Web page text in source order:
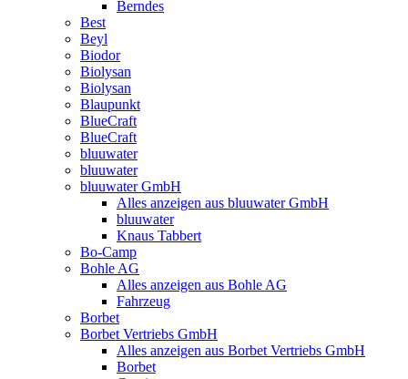
Berndes
Best
Beyl
Biodor
Biolysan
Biolysan
Blaupunkt
BlueCraft
BlueCraft
bluuwater
bluuwater
bluuwater GmbH
Alles anzeigen aus bluuwater GmbH
bluuwater
Knaus Tabbert
Bo-Camp
Bohle AG
Alles anzeigen aus Bohle AG
Fahrzeug
Borbet
Borbet Vertriebs GmbH
Alles anzeigen aus Borbet Vertriebs GmbH
Borbet